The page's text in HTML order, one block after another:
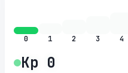
0 1 2 3 4
Kp 0